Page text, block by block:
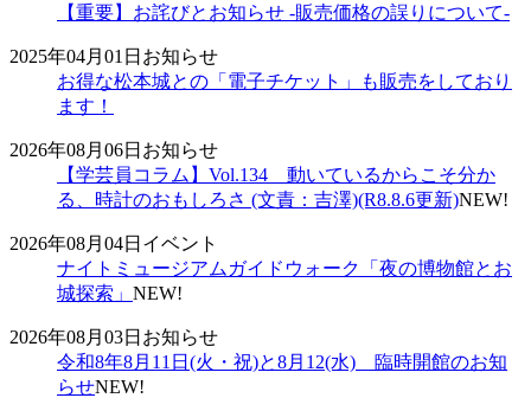
【重要】お詫びとお知らせ -販売価格の誤りについて-
2025年04月01日 お知らせ
お得な松本城との「電子チケット」も販売をしており
ます！
2026年08月06日 お知らせ
【学芸員コラム】Vol.134 動いているからこそ分か
る、時計のおもしろさ (文責：吉澤)(R8.8.6更新)NEW!
2026年08月04日 イベント
ナイトミュージアムガイドウォーク「夜の博物館とお
城探索」 NEW!
2026年08月03日 お知らせ
令和8年8月11日(火・祝)と8月12(水) 臨時開館のお知
らせNEW!